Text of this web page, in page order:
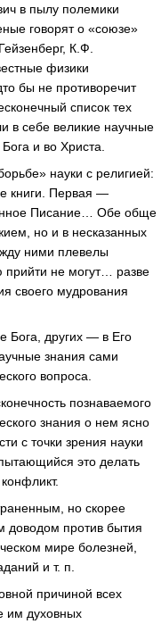
в пылу полемики
говорят о «союзе»
К.Ф.
физики
бы не противоречит
список тех
в себе великие научные
и во Христа.
науки с религией:
книги. Первая —
Писание… Обе обще
но и в несказанных
ними плевелы
прийти не могут… разве
своего мудрования
Бога, других — в Его
знания сами
вопроса.
познаваемого
знания о нем ясно
с точки зрения науки
это делать
но скорее
против бытия
мире болезней,
и т. п.
причиной всех
им духовных